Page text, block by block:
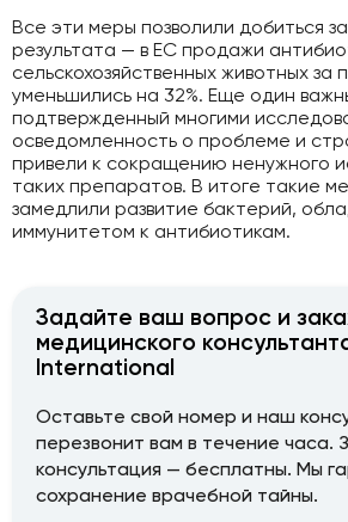
Все эти меры позволили добиться
результата — в ЕС продажи
сельскохозяйственных животных за
уменьшились на 32%. Еще один
подтвержденный многими
осведомленность о проблеме и
привели к сокращению ненужного
таких препаратов. В итоге такие
замедлили развитие бактерий,
иммунитетом к антибиотикам.
Задайте ваш вопрос и
медицинского
International
Оставьте свой номер и наш
перезвонит вам в течение часа.
консультация — бесплатны. Мы
сохранение врачебной тайны.